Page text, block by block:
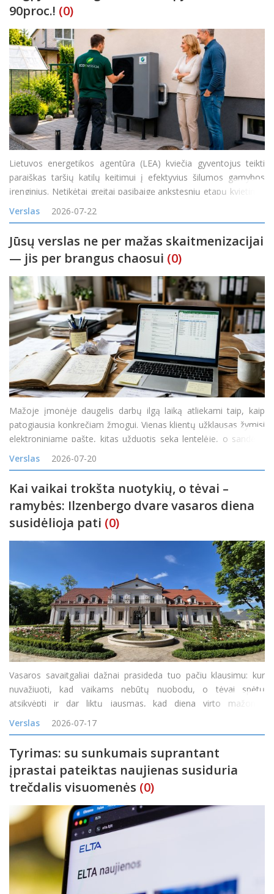
90proc.! (0)
Lietuvos energetikos agentūra (LEA) kviečia gyventojus teikti
paraiškas taršių katilų keitimui į efektyvius šilumos gamybos
įrenginius. Netikėtai greitai pasibaigę ankstesnių etapų kvietimai
rodo itin didelį gyventojų susidomėjimą naujais ir efektyviais
šilumos siurbliais
Verslas 2026-07-22
Jūsų verslas ne per mažas skaitmenizacijai
— jis per brangus chaosui (0)
Mažoje įmonėje daugelis darbų ilgą laiką atliekami taip, kaip
patogiausia konkrečiam žmogui. Vienas klientų užklausas žymisi
elektroniniame pašte, kitas užduotis seka lentelėje, o sandėlio
likučiai tikrinami telefonu paklausus kolegos. Kol užsakymų
nedaug, toks veiklos būdas gali atrodyti pak
Verslas 2026-07-20
Kai vaikai trokšta nuotykių, o tėvai –
ramybės: Ilzenbergo dvare vasaros diena
susidėlioja pati (0)
Vasaros savaitgaliai dažnai prasideda tuo pačiu klausimu: kur
nuvažiuoti, kad vaikams nebūtų nuobodu, o tėvai spėtų
atsikvėpti ir dar liktų jausmas, kad diena virto mažomis
atostogomis? Vienas tokių maršrutų veda į Ilzenbergo dvarą
Rokiškio rajone. Čia diena gali prasidėti šimta
Verslas 2026-07-17
Tyrimas: su sunkumais suprantant
įprastai pateiktas naujienas susiduria
trečdalis visuomenės (0)